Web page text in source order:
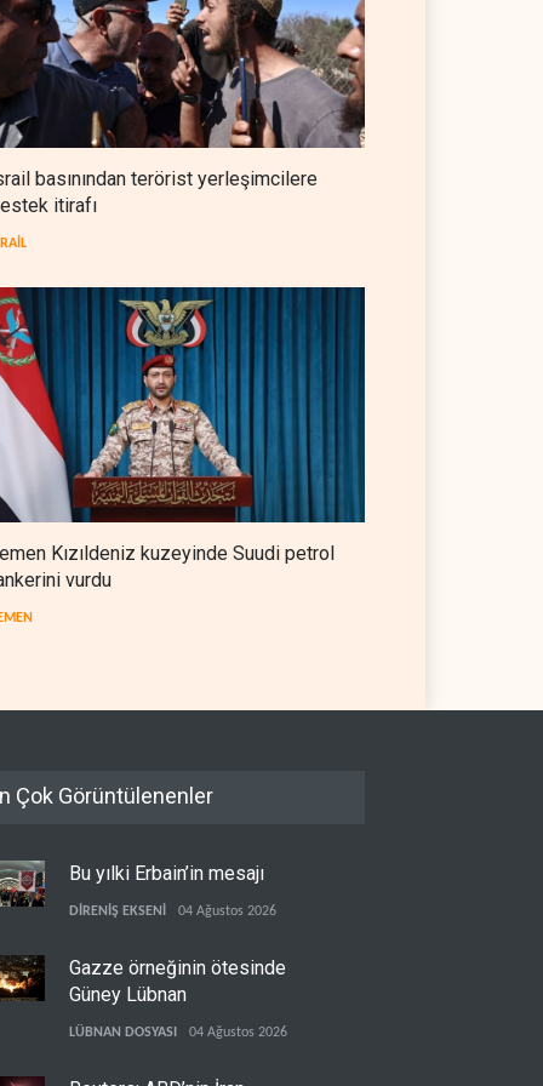
askerlerinin Lübnan'daki
NYT: Washington, İran'ı yine
okuyamadı
BATI YARIM KÜRE 05 Ağustos 2026
İsrailli istihbaratçı: ABD'nin
mühimmatının bittiği iddiası
bir iç kavga
İran karşısında 'zor kararlara'
sevk ediyor
BATI YARIM KÜRE
basınından terörist yerleşimcilere
itirafı
Kızıldeniz kuzeyinde Suudi petrol
vurdu
Çok Görüntülenenler
Bu yılki Erbain’in mesajı
DİRENİŞ EKSENİ 04 Ağustos 2026
Gazze örneğinin ötesinde
Güney Lübnan
LÜBNAN DOSYASI 04 Ağustos 2026